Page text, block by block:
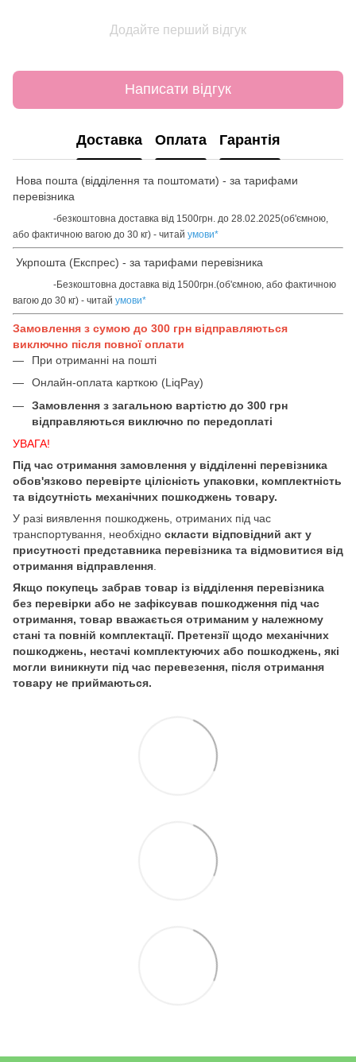
Додайте перший відгук
Написати відгук
Доставка Оплата Гарантія
Нова пошта (відділення та поштомати) - за тарифами
перевізника
-безкоштовна доставка від 1500грн. до 28.02.2025(об'ємною,
або фактичною вагою до 30 кг) - читай умови*
Укрпошта (Експрес) - за тарифами перевізника
-Безкоштовна доставка від 1500грн.(об'ємною, або фактичною
вагою до 30 кг) - читай умови*
Замовлення з сумою до 300 грн відправляються
виключно після повної оплати
При отриманні на пошті
Онлайн-оплата карткою (LiqPay)
Замовлення з загальною вартістю до 300 грн
відправляються виключно по передоплаті
УВАГА!
Під час отримання замовлення у відділенні перевізника
обов'язково перевірте цілісність упаковки, комплектність
та відсутність механічних пошкоджень товару.
У разі виявлення пошкоджень, отриманих під час
транспортування, необхідно скласти відповідний акт у
присутності представника перевізника та відмовитися від
отримання відправлення
Якщо покупець забрав товар із відділення перевізника
без перевірки або не зафіксував пошкодження під час
отримання, товар вважається отриманим у належному
стані та повній комплектації. Претензії щодо механічних
пошкоджень, нестачі комплектуючих або пошкоджень, які
могли виникнути під час перевезення, після отримання
товару не приймаються.